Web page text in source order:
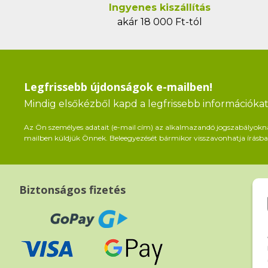
Ingyenes kiszállítás
akár 18 000 Ft-tól
Legfrissebb újdonságok e-mailben!
Mindig elsőkézből kapd a legfrissebb
Az Ön személyes adatait (e-mail cím) az alkalmazandó
mailben küldjük Önnek. Beleegyezését bármikor visszavonhatja
Biztonságos fizetés